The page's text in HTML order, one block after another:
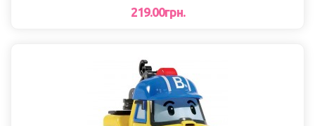
219.00грн.